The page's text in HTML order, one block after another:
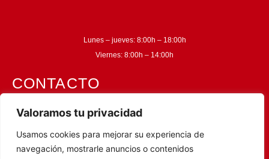
Valoramos tu privacidad
Usamos cookies para mejorar su experiencia de
navegación, mostrarle anuncios o contenidos
Lunes – jueves: 8:00h – 18:00h
Viernes: 8:00h – 14:00h
CONTACTO
Teléfono: +34 938 60 00 80